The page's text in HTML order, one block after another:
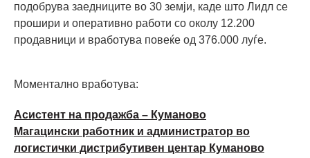
подобрувa заедниците во 30 земји, каде што Лидл се
прошири и оперативно работи со околу 12.200
продавници и вработува повеќе од 376.000 луѓе.
Моментално вработува:
Асистент на продажба – Куманово
Магацински работник и администратор во
логистички дистрибутивен центар Куманово